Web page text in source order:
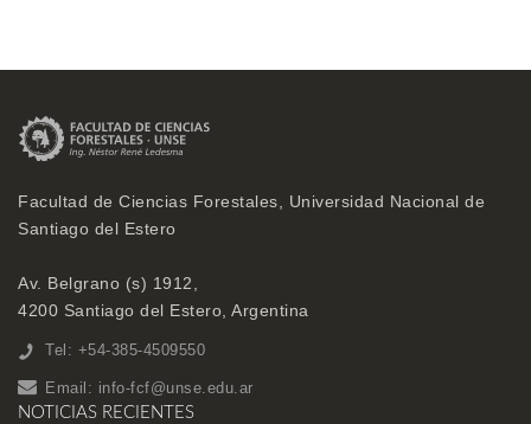
Facultad de Ciencias Forestales, Universidad Nacional de
Santiago del Estero
Av. Belgrano (s) 1912,
4200 Santiago del Estero, Argentina
Tel: +54-385-4509550
Email: info-fcf@unse.edu.ar
NOTICIAS RECIENTES